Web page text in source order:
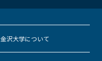
金沢大学について